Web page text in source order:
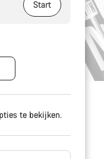
Start
te bekijken.